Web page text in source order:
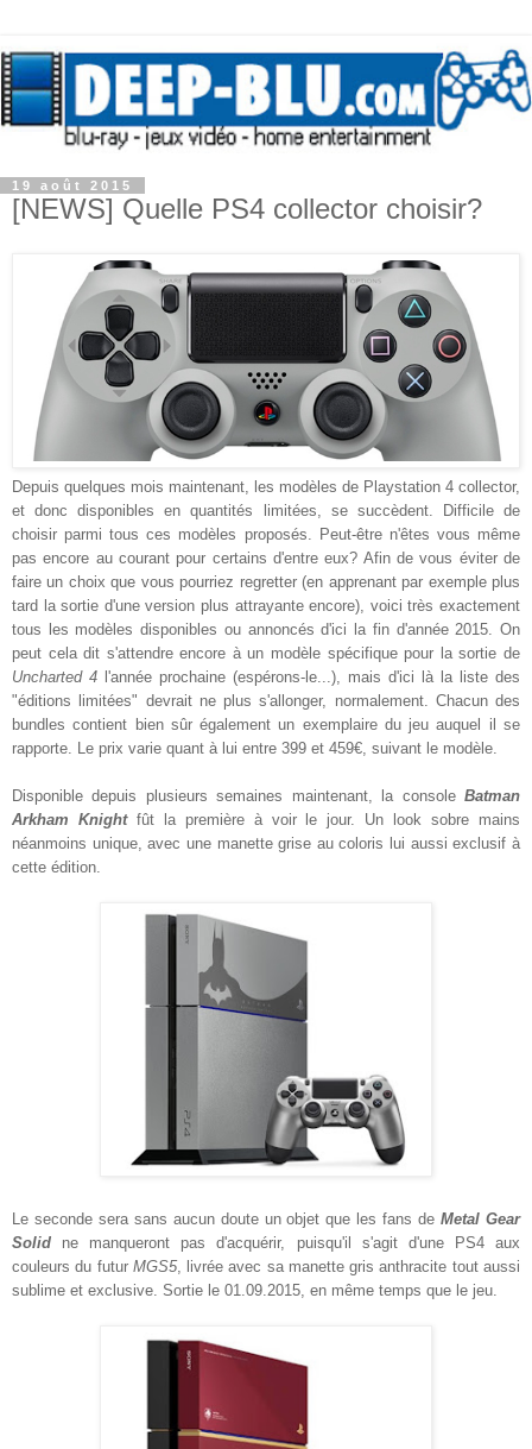
19 août 2015
[NEWS] Quelle PS4 collector choisir?
Depuis quelques mois maintenant, les modèles de Playstation 4 collector,
et donc disponibles en quantités limitées, se succèdent. Difficile de
choisir parmi tous ces modèles proposés. Peut-être n'êtes vous même
pas encore au courant pour certains d'entre eux? Afin de vous éviter de
faire un choix que vous pourriez regretter (en apprenant par exemple plus
tard la sortie d'une version plus attrayante encore), voici très exactement
tous les modèles disponibles ou annoncés d'ici la fin d'année 2015. On
peut cela dit s'attendre encore à un modèle spécifique pour la sortie de
Uncharted 4 l'année prochaine (espérons-le...), mais d'ici là la liste des
"éditions limitées" devrait ne plus s'allonger, normalement. Chacun des
bundles contient bien sûr également un exemplaire du jeu auquel il se
rapporte. Le prix varie quant à lui entre 399 et 459€, suivant le modèle.
Disponible depuis plusieurs semaines maintenant, la console Batman
Arkham Knightfût la première à voir le jour. Un look sobre mains
néanmoins unique, avec une manette grise au coloris lui aussi exclusif à
cette édition.
Le seconde sera sans aucun doute un objet que les fans deMetal Gear
Solid ne manqueront pas d'acquérir, puisqu'il s'agit d'une PS4 aux
couleurs du futur MGS5, livrée avec sa manette gris anthracite tout aussi
sublime et exclusive. Sortie le 01.09.2015, en même temps que le jeu.